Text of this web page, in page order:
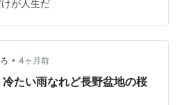
びえ） 花風（はなかぜ） 桜ま
し（はなちらし） 桜東風（さく
り） 養花天（ようかてん） 花
（さくらあめ） 花時雨（はな
が人生だ
• 4ヶ月前
たい雨なれど長野盆地の桜